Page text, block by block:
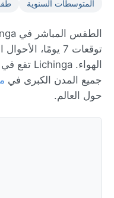
المتوسطات السنوية
توقعات 7 يومًا،
الهواء. Lichinga تقع في
جميع المدن الكبرى في
حول العالم.